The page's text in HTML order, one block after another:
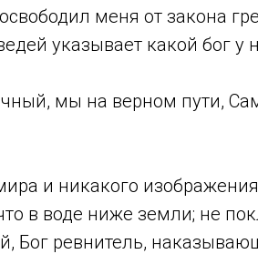
меня от закона
указывает какой бог у
мы на верном пути,
и никакого изображения
в воде ниже земли; не
Бог ревнитель,